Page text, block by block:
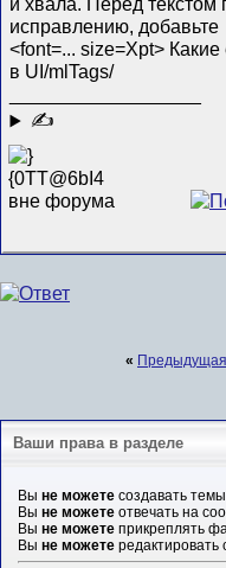
исправлению, добавьте
<font=... size=Xpt>
в UI/mlTags/
✍
«
Ваши права в разделе
Вы не можетесоздавать темы
Вы не можетеотвечать на
Вы не можетеприкреплять
Вы не можетередактировать